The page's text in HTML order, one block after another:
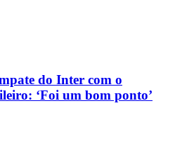
do Inter com o
‘Foi um bom ponto’